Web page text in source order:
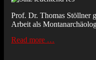
Prof. Dr. Thomas Stöllner
Arbeit als
Read more …